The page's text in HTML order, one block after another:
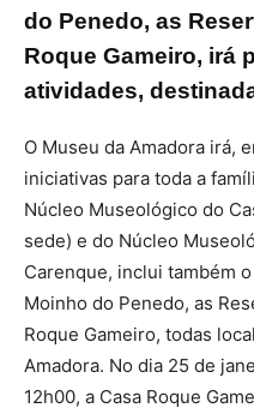
do Penedo, as
Roque Gameiro, irá
atividades,
O Museu da Amadora irá,
iniciativas para toda a
Núcleo Museológico do
sede) e do Núcleo
Carenque, inclui também
Moinho do Penedo, as
Roque Gameiro, todas
Amadora. No dia 25 de
12h00, a Casa Roque